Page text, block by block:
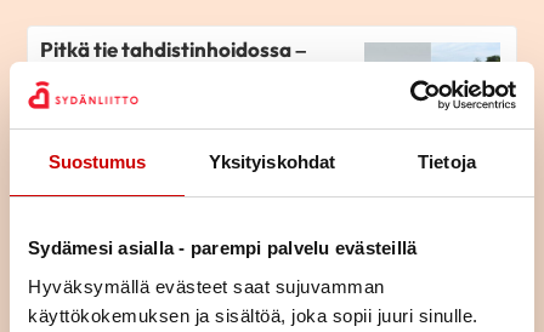
Suostumus Yksityiskohdat Tietoja
Sydämesi asialla - parempi palvelu evästeillä
Hyväksymällä evästeet saat sujuvamman
käyttökokemuksen ja sisältöä, joka sopii juuri sinulle.
Pitkä tie tahdistinhoidossa –
normaalin arjen
LUE ARTIKKELI
lisää liikettä
LUE ARTIKKELI